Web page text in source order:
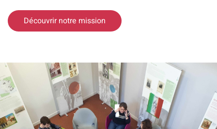
Découvrir notre mission